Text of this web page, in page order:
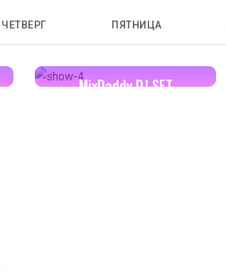
ЧЕТВЕРГ ПЯТНИЦА
MixDaddy DJ SET